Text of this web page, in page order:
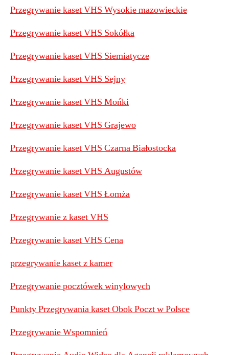
Przegrywanie kaset VHS Wysokie mazowieckie
Przegrywanie kaset VHS Sokółka
Przegrywanie kaset VHS Siemiatycze
Przegrywanie kaset VHS Sejny
Przegrywanie kaset VHS Mońki
Przegrywanie kaset VHS Grajewo
Przegrywanie kaset VHS Czarna Białostocka
Przegrywanie kaset VHS Augustów
Przegrywanie kaset VHS Łomża
Przegrywanie z kaset VHS
Przegrywanie kaset VHS Cena
przegrywanie kaset z kamer
Przegrywanie pocztówek winylowych
Punkty Przegrywania kaset Obok Poczt w Polsce
Przegrywanie Wspomnień